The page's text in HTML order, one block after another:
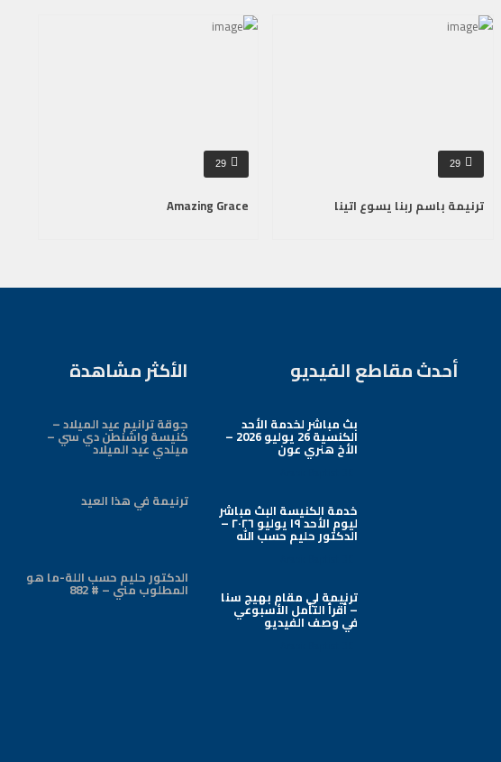
29
ترنيمة باسم ربنا يسوع اتينا
29
Amazing Grace
أحدث مقاطع الفيديو
بث مباشر لخدمة الأحد
الكنسية 26 يوليو 2026 –
الأخ هنري عون
خدمة الكنيسة البث مباشر
ليوم الأحد ١٩ يوليو ٢٠٢٦ –
الدكتور حليم حسب الله
ترنيمة لي مقام بهيج سنا
– أقرأ التأمل الأسبوعي
في وصف الفيديو
الأكثر مشاهدة
جوقة ترانيم عيد الميلاد –
كنيسة واشنطن دي سي –
ميلدي عيد الميلاد
ترنيمة في هذا العيد
الدكتور حليم حسب اللة-ما هو
المطلوب مني – # 882